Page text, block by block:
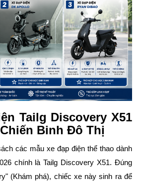
Tailg Discovery X51
Binh Đô Thị
các mẫu xe đạp điện thể thao dành
chính làTailg Discovery X51. Đúng
(Khám phá), chiếc xe này sinh ra để